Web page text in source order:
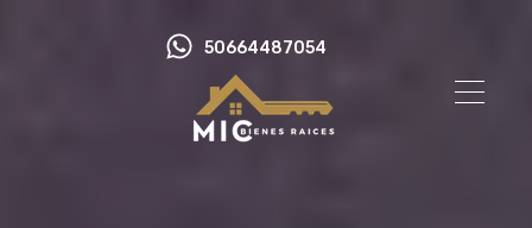
50664487054